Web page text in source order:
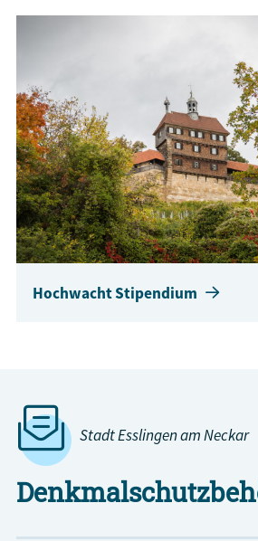
Hochwacht Stipendium
Stadt Esslingen am Neckar